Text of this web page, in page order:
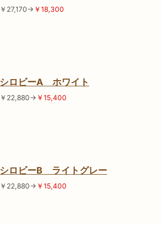
￥27,170→ ￥18,300
シロビーA ホワイト
￥22,880→ ￥15,400
シロビーB ライトグレー
￥22,880→ ￥15,400